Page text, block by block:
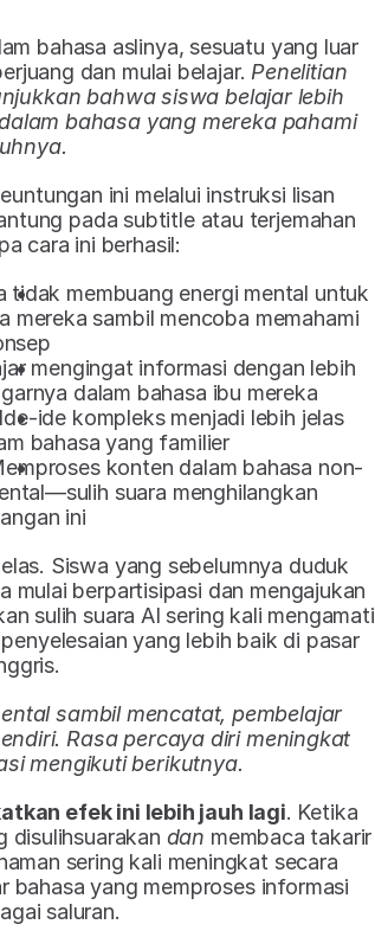
bahasa aslinya, sesuatu yang luar
dan mulai belajar. Penelitian
bahwa siswa belajar lebih
bahasa yang mereka pahami
ini melalui instruksi lisan
pada subtitle atau terjemahan
cara ini berhasil:​
tidak membuang energi mental untuk
mereka sambil mencoba memahami
mengingat informasi dengan lebih
dalam bahasa ibu mereka​
Ide-ide kompleks menjadi lebih jelas
bahasa yang familier​
konten dalam bahasa non-
suara menghilangkan
ini​
Siswa yang sebelumnya duduk
berpartisipasi dan mengajukan
sulih suara AI sering kali mengamati
yang lebih baik di pasar
sambil mencatat, pembelajar
Rasa percaya diri meningkat
mengikuti berikutnya.
efek ini lebih jauh lagi. Ketika
disulihsuarakan dan membaca takarir
sering kali meningkat secara
yang memproses informasi
saluran.​